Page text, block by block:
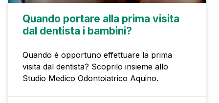
Quando portare alla prima visita
dal dentista i bambini?
Quando è opportuno effettuare la prima
visita dal dentista? Scoprilo insieme allo
Studio Medico Odontoiatrico Aquino.